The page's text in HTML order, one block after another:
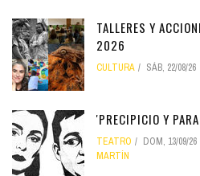
TALLERES Y
2026
CULTURA SÁB, 22/08/26
'PRECIPICIO Y
TEATRO DOM, 13/09/26
MARTÍN